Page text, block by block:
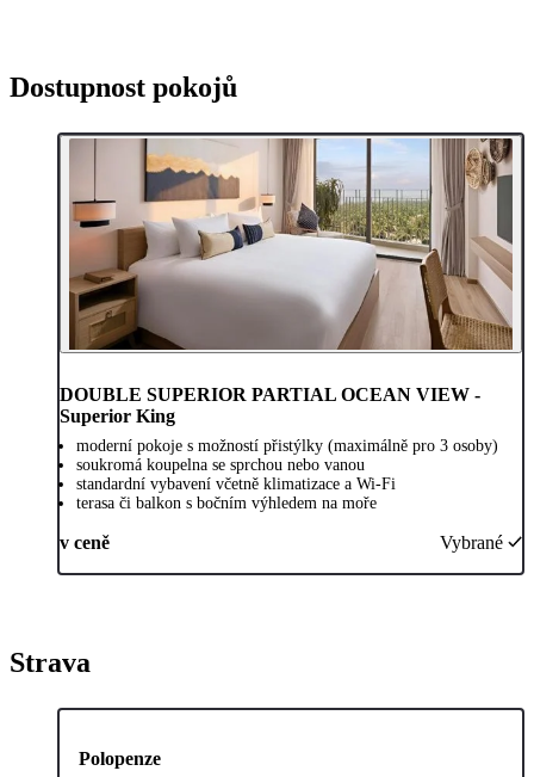
Dostupnost pokojů
DOUBLE SUPERIOR PARTIAL OCEAN VIEW -
Superior King
moderní pokoje s možností přistýlky (maximálně pro 3 osoby)
soukromá koupelna se sprchou nebo vanou
standardní vybavení včetně klimatizace a Wi-Fi
terasa či balkon s bočním výhledem na moře
v ceně Vybrané
Strava
Polopenze